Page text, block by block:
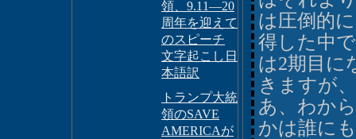
領、9.11―20
周年を迎えて
のスピーチ
文字起こし日
本語訳
トランプ大統
領のSAVE
AMERICAが
は圧倒的
得した中
は2期目に
きますが
あ、わか
かは誰に